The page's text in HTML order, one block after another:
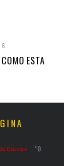
ESTA
"O